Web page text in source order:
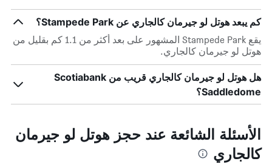
كم يبعد هوتل لو جيرمان كالجاري عن Stampede Park؟
يقع Stampede Park المشهور على بعد أكثر من 1.1 كم بقليل من
هوتل لو جيرمان كالجاري.
هل هوتل لو جيرمان كالجاري قريب من Scotiabank
Saddledome؟
الأسئلة الشائعة عند حجز هوتل لو جيرمان
كالجاري